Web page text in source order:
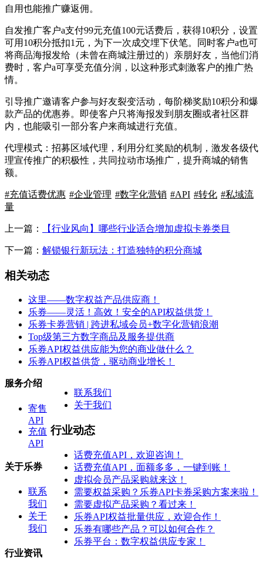
自用也能推广赚返佣。
自发推广客户a支付99元充值100元话费后，获得10积分，设置
可用10积分抵扣1元，为下一次成交埋下伏笔。同时客户a也可
将商品海报发给（未曾在商城注册过的）亲朋好友，当他们消
费时，客户a可享受充值分润，以这种形式刺激客户的推广热
情。
引导推广邀请客户参与好友裂变活动，每阶梯奖励10积分和爆
款产品的优惠券。即使客户只将海报发到朋友圈或者社区群
内，也能吸引一部分客户来商城进行充值。
代理模式：招募区域代理，利用分红奖励的机制，激发各级代
理宣传推广的积极性，共同拉动市场推广，提升商城的销售
额。
#充值话费优惠 #企业管理 #数字化营销 #API #转化 #私域流
量
上一篇： 【行业风向】哪些行业适合增加虚拟卡券类目
下一篇： 解锁银行新玩法：打造独特的积分商城
相关动态
这里——数字权益产品供应商！
乐券——灵活！高效！安全的API权益供货！
乐券卡券营销 | 跨进私域会员+数字化营销浪潮
Top级第三方数字商品及服务提供商
乐券API权益供应能为您的商业做什么？
乐券API权益供货，驱动商业增长！
联系我们
关于我们
行业动态
话费充值API，欢迎咨询！
话费充值API，面额多多，一键到账！
虚拟会员产品采购就来这！
需要权益采购？乐券API卡券采购方案来啦！
需要虚拟产品采购？看过来！
乐券API权益批量供应，欢迎合作！
乐券有哪些产品？可以如何合作？
乐券平台：数字权益供应专家！
服务介绍
寄售
API
充值
API
关于乐券
联系
我们
关于
我们
行业资讯